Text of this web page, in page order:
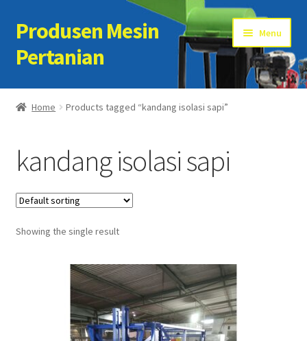
Skip
to
navigation
Skip
to
content
Produsen Mesin
Pertanian
Menu
Home
Cart
Checkout
Kontak Kami
Sample Page
Home Products tagged “kandang isolasi sapi”
kandang isolasi sapi
Showing the single result